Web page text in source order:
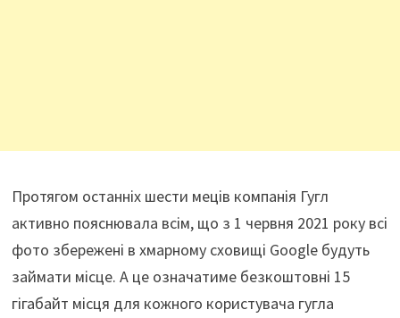
Протягом останніх шести меців компанія Гугл
активно пояснювала всім, що з 1 червня 2021 року всі
фото збережені в хмарному сховищі Google будуть
займати місце. А це означатиме безкоштовні 15
гігабайт місця для кожного користувача гугла